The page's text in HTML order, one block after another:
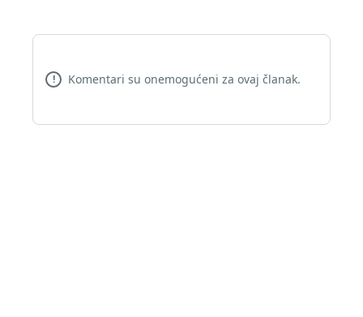
! Komentari su onemogućeni za ovaj članak.